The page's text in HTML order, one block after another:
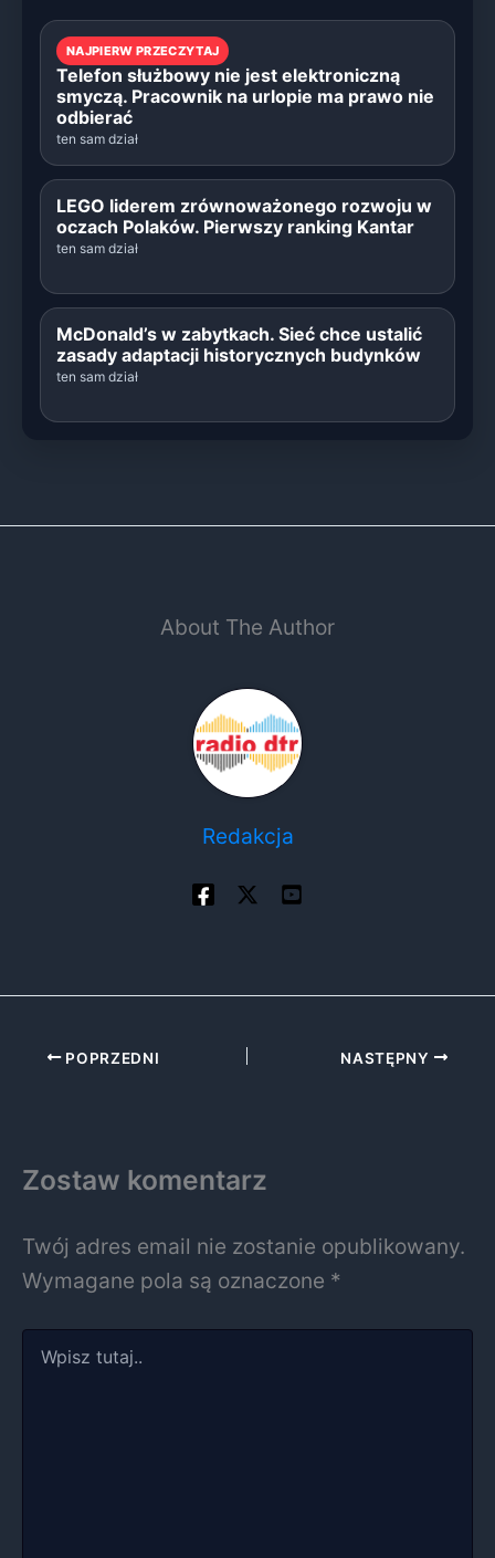
NAJPIERW PRZECZYTAJ
Telefon służbowy nie jest elektroniczną
smyczą. Pracownik na urlopie ma prawo nie
odbierać
ten sam dział
LEGO liderem zrównoważonego rozwoju w
oczach Polaków. Pierwszy ranking Kantar
ten sam dział
McDonald’s w zabytkach. Sieć chce ustalić
zasady adaptacji historycznych budynków
ten sam dział
About The Author
Redakcja
POPRZEDNI NASTĘPNY
Zostaw komentarz
Twój adres email nie zostanie opublikowany.
Wymagane pola są oznaczone *
tutaj..